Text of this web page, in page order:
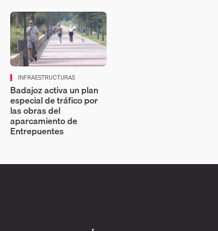
INFRAESTRUCTURAS
Badajoz activa un plan
especial de tráfico por
las obras del
aparcamiento de
Entrepuentes